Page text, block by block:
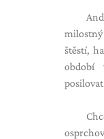
štěstí,
období